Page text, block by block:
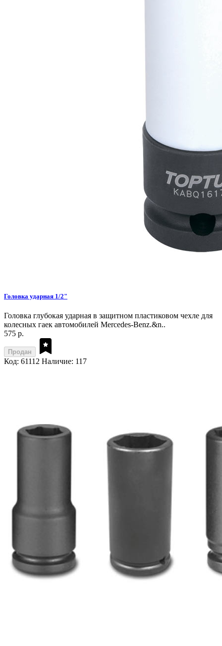
Головка ударная 1/2"
Головка глубокая ударная в защитном пластиковом чехле для
колесных гаек автомобилей Mercedes-Benz.&n..
575 р.
Продан
Код: 61112 Наличие: 117